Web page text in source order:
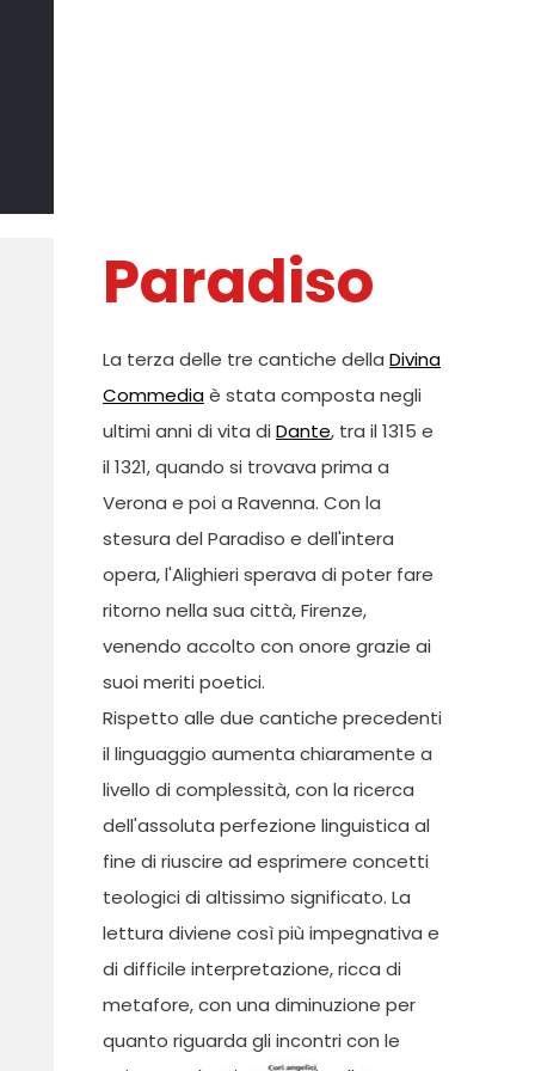
Paradiso
La terza delle tre cantiche della Divina
Commediaè stata composta negli
ultimi anni di vita di Dante, tra il 1315 e
il 1321, quando si trovava prima a
Verona e poi a Ravenna. Con la
stesura del Paradiso e dell'intera
opera, l'Alighieri sperava di poter fare
ritorno nella sua città, Firenze,
venendo accolto con onore grazie ai
suoi meriti poetici.
Rispetto alle due cantiche precedenti
il linguaggio aumenta chiaramente a
livello di complessità, con la ricerca
dell'assoluta perfezione linguistica al
fine di riuscire ad esprimere concetti
teologici di altissimo significato. La
lettura diviene così più impegnativa e
di difficile interpretazione, ricca di
metafore, con una diminuzione per
quanto riguarda gli incontri con le